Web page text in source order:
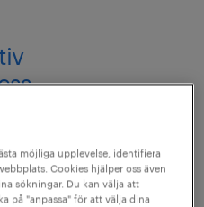
positiv
innan du ens
möjliga upplevelse, identifiera
Cookies hjälper oss även
sökningar. Du kan välja att
på "anpassa" för att välja dina